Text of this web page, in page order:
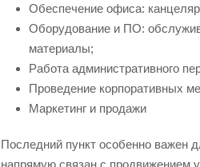
Обеспечение офиса:
Оборудование и ПО:
материалы;
Работа административного
Проведение корпоративных
Маркетинг и продажи
Последний пункт особенно важен